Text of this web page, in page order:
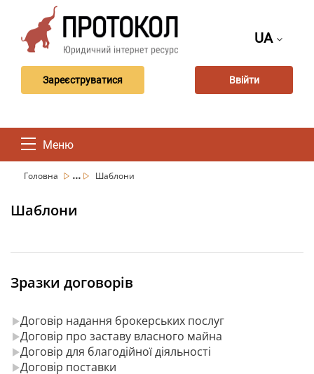
UA
Зареєструватися Ввійти
Меню
Головна ... Шаблони
Шаблони
Зразки договорів
Договір надання брокерських послуг
Договір про заставу власного майна
Договір для благодійної діяльності
Договір поставки